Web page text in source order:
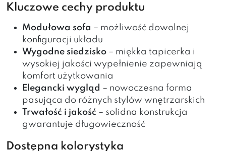
Kluczowe cechy produktu
Modułowa sofa – możliwość dowolnej
konfiguracji układu
Wygodne siedzisko – miękka tapicerka i
wysokiej jakości wypełnienie zapewniają
komfort użytkowania
Elegancki wygląd – nowoczesna forma
pasująca do różnych stylów wnętrzarskich
Trwałość i jakość – solidna konstrukcja
gwarantuje długowieczność
Dostępna kolorystyka